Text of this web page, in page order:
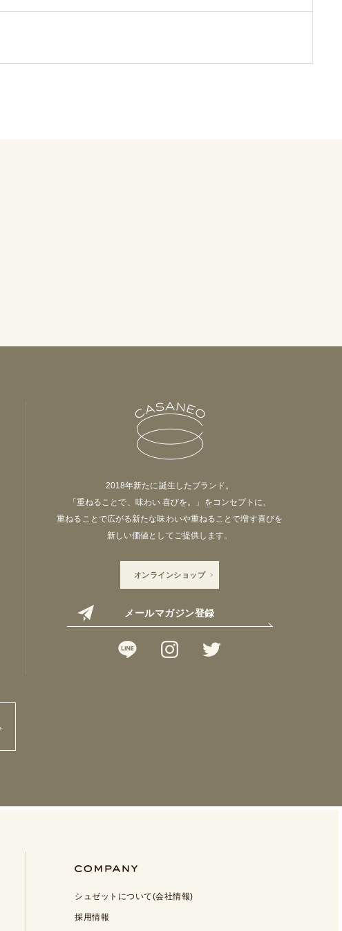
2018年新たに誕生したブランド。
「重ねることで、味わい 喜びを。」をコンセプトに、
重ねることで広がる新たな味わいや重ねることで増す喜びを
新しい価値としてご提供します。
オンラインショップ
メールマガジン登録
シュゼットについて(会社情報)
採用情報